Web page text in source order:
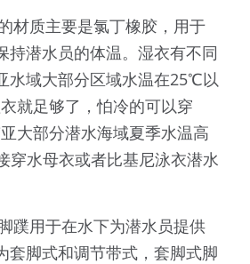
持潜水员的体温。湿衣有不同
水域大部分区域水温在25℃以
就足够了，怕冷的可以穿
大部分潜水海域夏季水温高
水母衣或者比基尼泳衣潜水
套脚式和调节带式，套脚式脚